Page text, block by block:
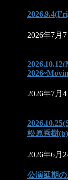
2026年7月7
2026年7月4
松原秀樹
2026年6月
公演延期の